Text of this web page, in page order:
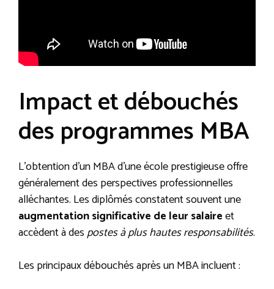
Impact et débouchés
des programmes MBA
L’obtention d’un MBA d’une école prestigieuse offre
généralement des perspectives professionnelles
alléchantes. Les diplômés constatent souvent une
augmentation significative de leur salaireet
accèdent à despostes à plus hautes responsabilités.
Les principaux débouchés après un MBA incluent :